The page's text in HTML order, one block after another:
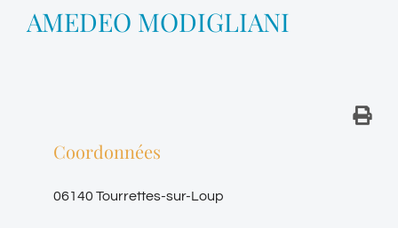
AMEDEO MODIGLIANI
Coordonnées
06140 Tourrettes-sur-Loup